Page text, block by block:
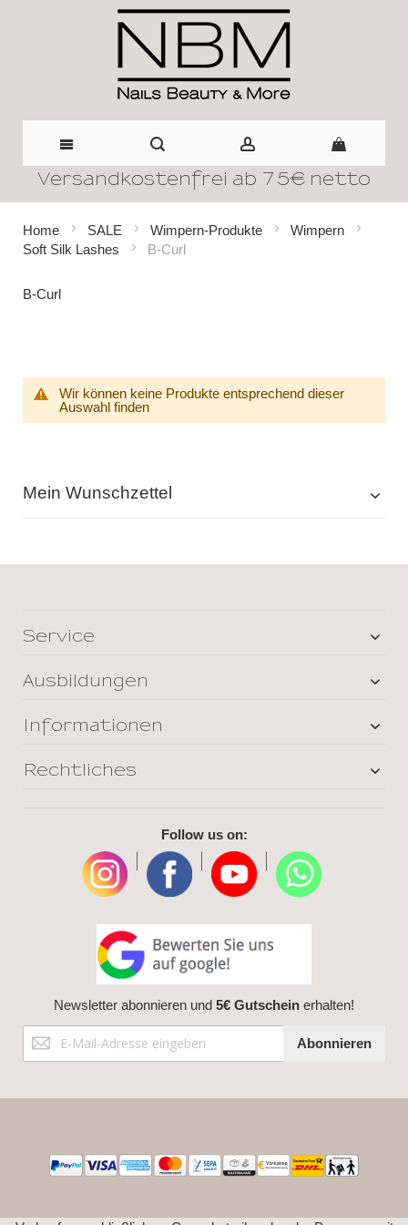
Direkt
Inhalt
Versandkostenfrei ab 75€ netto
Home SALE Wimpern-Produkte
Wimpern
Soft Silk Lashes
B-Curl
B-Curl
Wir können keine Produkte entsprechend dieser
Auswahl finden
Mein Wunschzettel
Service
Ausbildungen
Informationen
Rechtliches
Follow us on:
Newsletter abonnieren und 5€ Gutschein erhalten!
Anmeldung
zum
Abonnieren